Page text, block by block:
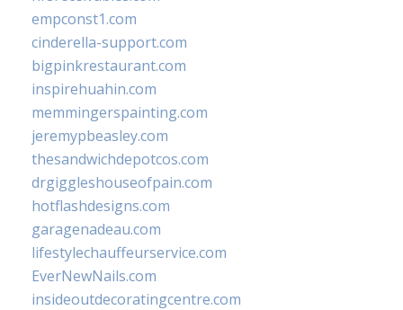
empconst1.com
cinderella-support.com
bigpinkrestaurant.com
inspirehuahin.com
memmingerspainting.com
jeremypbeasley.com
thesandwichdepotcos.com
drgiggleshouseofpain.com
hotflashdesigns.com
garagenadeau.com
lifestylechauffeurservice.com
EverNewNails.com
insideoutdecoratingcentre.com